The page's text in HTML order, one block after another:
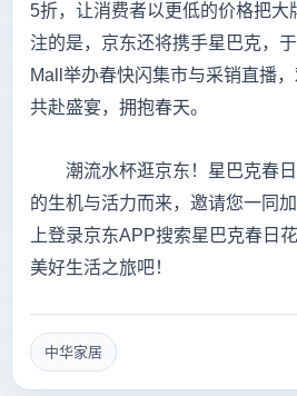
5折，让消费者以更低的价格把大
注的是，京东还将携手星巴克，
Mall举办春快闪集市与采销直播
共赴盛宴，拥抱春天。
潮流水杯逛京东！星巴克春
的生机与活力而来，邀请您一同
上登录京东APP搜索星巴克春日
美好生活之旅吧！
中华家居